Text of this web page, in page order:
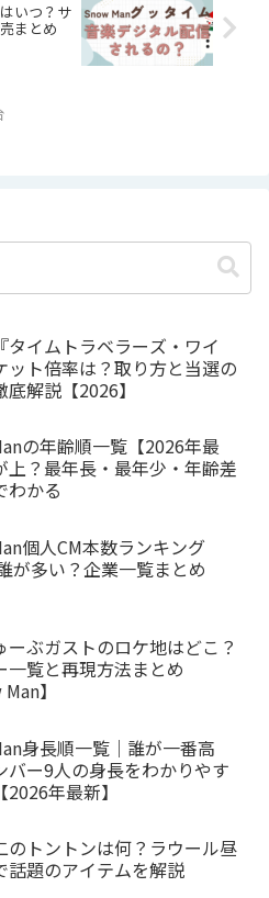
いつ？サ
まとめ
タイムトラベラーズ・ワイ
ット倍率は？取り方と当選の
底解説【2026】
の年齢順一覧【2026年最
上？最年長・最年少・年齢差
わかる
個人CM本数ランキング
が多い？企業一覧まとめ
ーぶガストのロケ地はどこ？
一覧と再現方法まとめ
】
身長順一覧｜誰が一番高
バー9人の身長をわかりやす
2026年最新】
のトントンは何？ラウール昼
話題のアイテムを解説